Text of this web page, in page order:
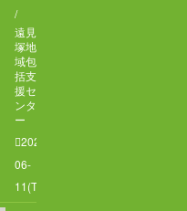
/
遠見
塚地
域包
括支
援セ
ンタ
ー
2026-
06-
11(Thu)